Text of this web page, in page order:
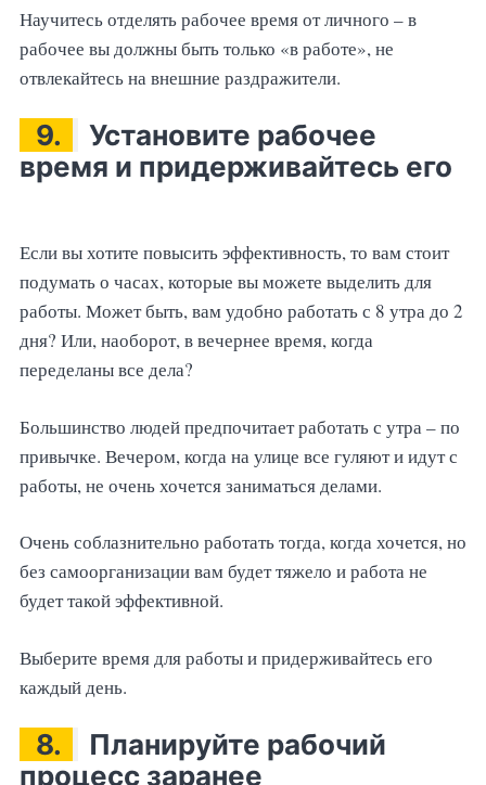
Научитесь отделять рабочее время от личного – в
рабочее вы должны быть только «в работе», не
отвлекайтесь на внешние раздражители.
9.
Установите рабочее
время и придерживайтесь его
Если вы хотите повысить эффективность, то вам стоит
подумать о часах, которые вы можете выделить для
работы. Может быть, вам удобно работать с 8 утра до 2
дня? Или, наоборот, в вечернее время, когда
переделаны все дела?
Большинство людей предпочитает работать с утра – по
привычке. Вечером, когда на улице все гуляют и идут с
работы, не очень хочется заниматься делами.
Очень соблазнительно работать тогда, когда хочется, но
без самоорганизации вам будет тяжело и работа не
будет такой эффективной.
Выберите время для работы и придерживайтесь его
каждый день.
8.
Планируйте рабочий
процесс заранее